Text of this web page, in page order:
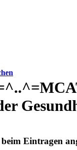
Eintragen